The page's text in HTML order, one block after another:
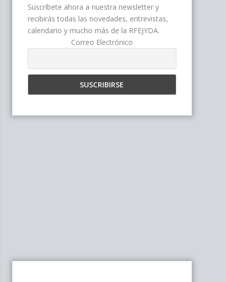
Suscríbete ahora a nuestra newsletter y
recibirás todas las novedades, entrevistas,
calendario y mucho más de la RFEJYDA.
Correo Electrónico